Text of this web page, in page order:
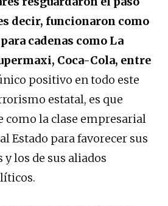
decir, funcionaron como
cadenas como La
Coca-Cola, entre
positivo en todo este
estatal, es que
como la clase empresarial
Estado para favorecer sus
los de sus aliados